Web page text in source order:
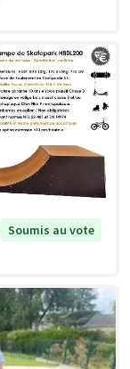
Soumis au vote